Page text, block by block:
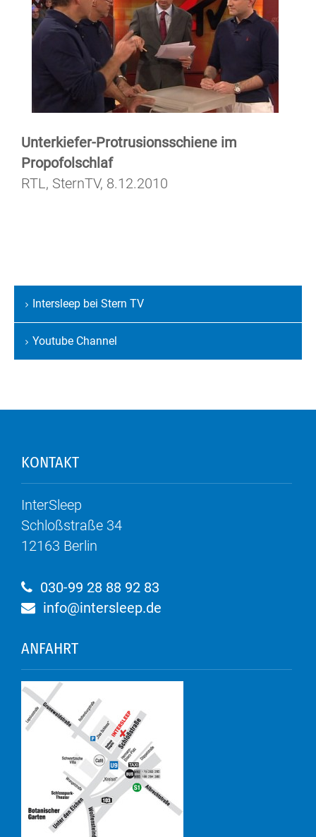
Unterkiefer-Protrusionsschiene im
Propofolschlaf
RTL, SternTV, 8.12.2010
Navigation
überspringen
Intersleep bei Stern TV
Youtube Channel
KONTAKT
InterSleep
Schloßstraße 34
12163 Berlin
030-99 28 88 92 83
info@intersleep.de
ANFAHRT